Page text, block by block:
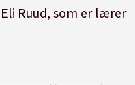
Ruud, som er lærer